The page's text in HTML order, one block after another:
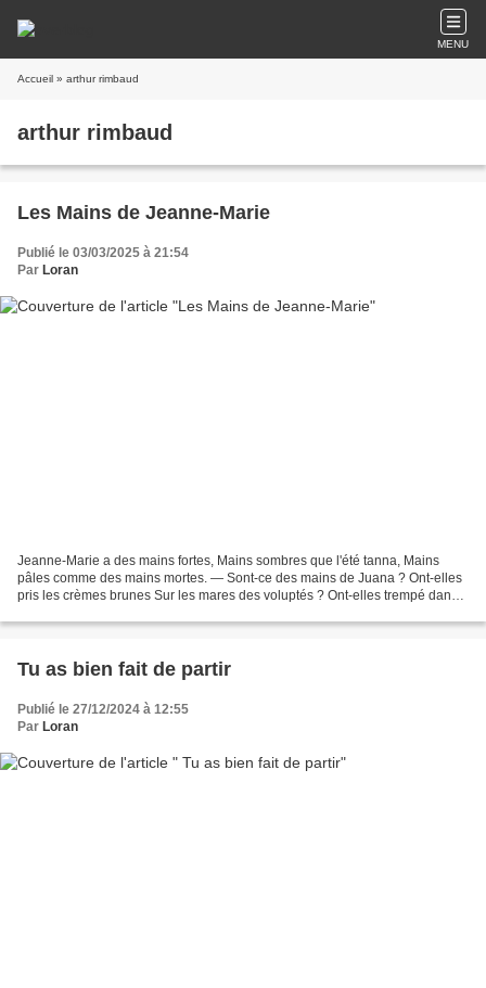
MENU
Accueil » arthur rimbaud
arthur rimbaud
Les Mains de Jeanne-Marie
Publié le 03/03/2025 à 21:54
Par Loran
Jeanne-Marie a des mains fortes, Mains sombres que l'été tanna, Mains
pâles comme des mains mortes. — Sont-ce des mains de Juana ? Ont-elles
pris les crèmes brunes Sur les mares des voluptés ? Ont-elles trempé dans
Tu as bien fait de partir
Publié le 27/12/2024 à 12:55
Par Loran